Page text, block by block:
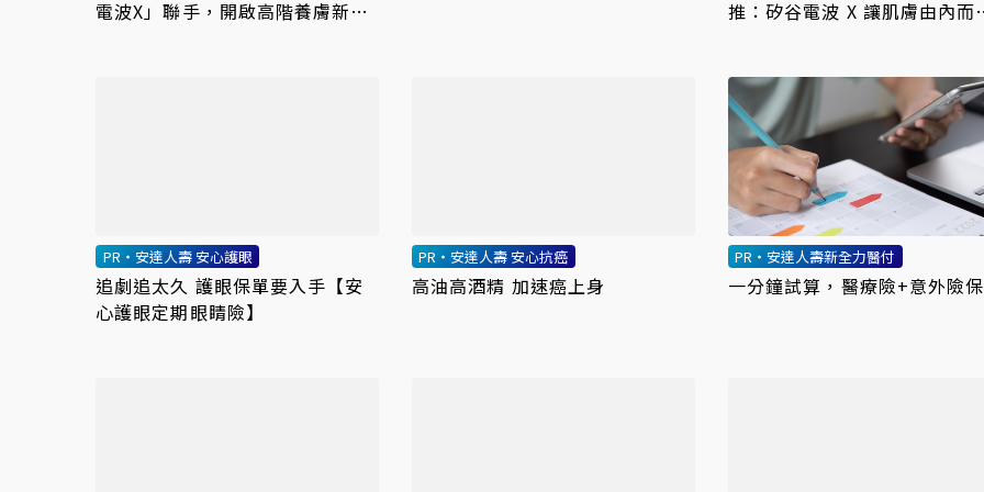
電波X」聯手，開啟高階養膚新世
推：矽谷電波 X 讓肌膚由內而
PR・安達人壽 安心護眼
追劇追太久 護眼保單要入手【安
心護眼定期眼睛險】
PR・安達人壽 安心抗癌
高油高酒精 加速癌上身
PR・安達人壽新全力醫付
一分鐘試算，醫療險+意外險